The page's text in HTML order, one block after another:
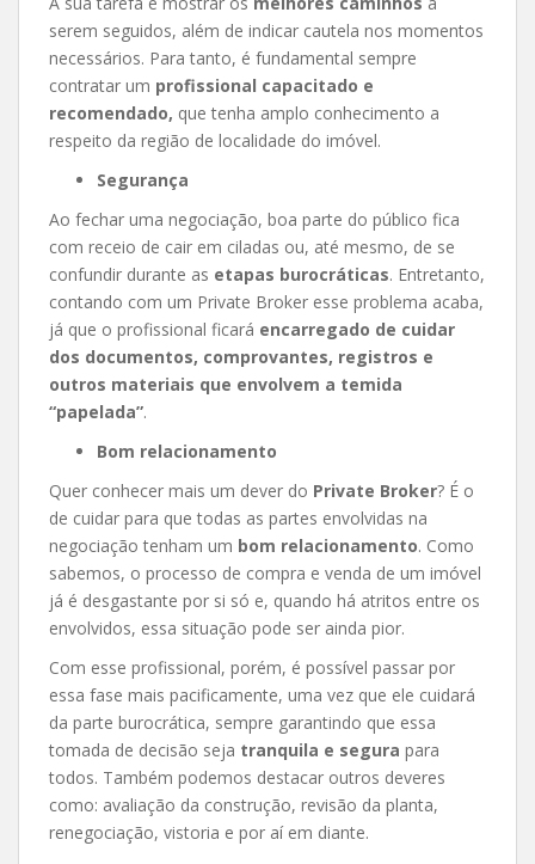
serem seguidos, além de indicar cautela nos momentos
necessários. Para tanto, é fundamental sempre
contratar um profissional capacitado e
recomendado, que tenha amplo conhecimento a
respeito da região de localidade do imóvel.
Segurança
Ao fechar uma negociação, boa parte do público fica
com receio de cair em ciladas ou, até mesmo, de se
confundir durante as etapas burocráticas. Entretanto,
contando com um Private Broker esse problema acaba,
já que o profissional ficará encarregado de cuidar
dos documentos, comprovantes, registros e
outros materiais que envolvem a temida
“papelada”.
Bom relacionamento
Quer conhecer mais um dever do Private Broker? É o
de cuidar para que todas as partes envolvidas na
negociação tenham um bom relacionamento. Como
sabemos, o processo de compra e venda de um imóvel
já é desgastante por si só e, quando há atritos entre os
envolvidos, essa situação pode ser ainda pior.
Com esse profissional, porém, é possível passar por
essa fase mais pacificamente, uma vez que ele cuidará
da parte burocrática, sempre garantindo que essa
tomada de decisão seja tranquila e segura para
todos. Também podemos destacar outros deveres
como: avaliação da construção, revisão da planta,
renegociação, vistoria e por aí em diante.